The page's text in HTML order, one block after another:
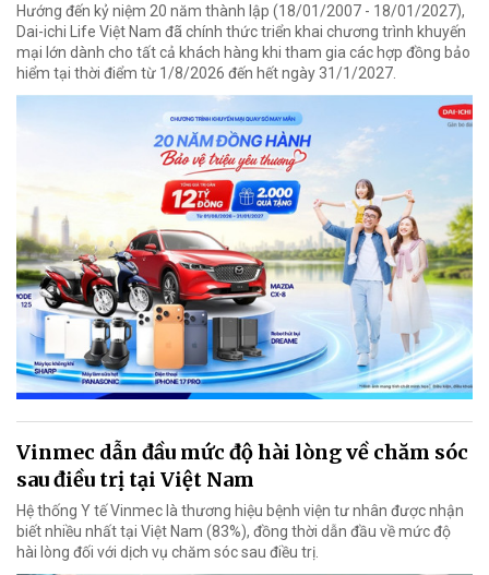
Hướng đến kỷ niệm 20 năm thành lập (18/01/2007 - 18/01/2027),
Dai-ichi Life Việt Nam đã chính thức triển khai chương trình khuyến
mại lớn dành cho tất cả khách hàng khi tham gia các hợp đồng bảo
hiểm tại thời điểm từ 1/8/2026 đến hết ngày 31/1/2027.
Vinmec dẫn đầu mức độ hài lòng về chăm sóc
sau điều trị tại Việt Nam
Hệ thống Y tế Vinmec là thương hiệu bệnh viện tư nhân được nhận
biết nhiều nhất tại Việt Nam (83%), đồng thời dẫn đầu về mức độ
hài lòng đối với dịch vụ chăm sóc sau điều trị.